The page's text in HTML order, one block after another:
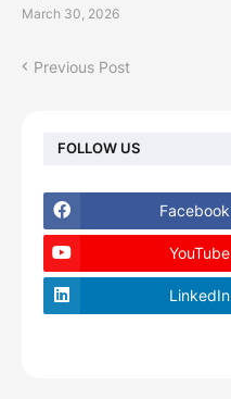
March 30, 2026
Previous Post
FOLLOW US
Facebook
YouTube
LinkedIn